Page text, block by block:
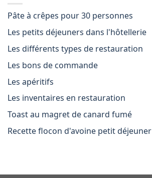
Pâte à crêpes pour 30 personnes
Les petits déjeuners dans l'hôtellerie
Les différents types de restauration
Les bons de commande
Les apéritifs
Les inventaires en restauration
Toast au magret de canard fumé
Recette flocon d'avoine petit déjeuner